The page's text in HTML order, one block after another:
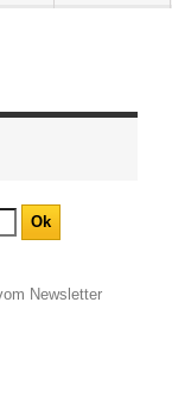
Newsletter